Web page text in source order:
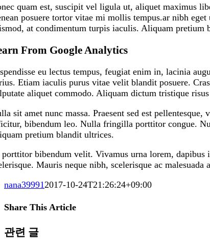
quam est, suscipit vel ligula ut, aliquet maximus
posuere tortor vitae mi mollis tempus.ar nibh
at condimentum turpis iaculis. Aliquam pretium
From Google Analytics
eu lectus tempus, feugiat enim in, lacinia
Etiam iaculis purus vitae velit blandit posuere.
aliquet commodo. Aliquam dictum tristique
sit amet nunc massa. Praesent sed est
bibendum leo. Nulla fringilla porttitor congue.
pretium blandit ultrices.
bibendum velit. Vivamus urna lorem, dapibus
Mauris neque nibh, scelerisque ac
nana39991 2017-10-24T21:26:24+09:00
Share This Article
Facebook
LinkedIn
WhatsApp
Tumblr
Pinterest
Vk
이
관련 글